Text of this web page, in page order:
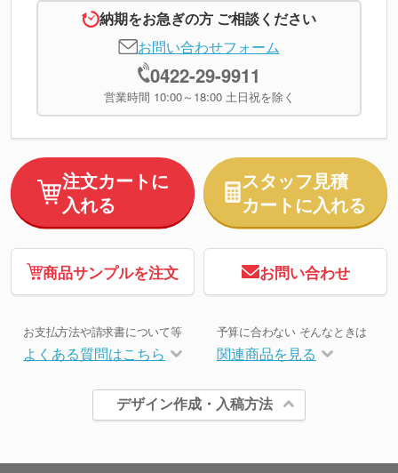
納期をお急ぎの方 ご相談ください
お問い合わせフォーム
0422-29-9911
営業時間 10:00～18:00 土日祝を除く
注文カートに
入れる
スタッフ見積
カートに入れる
商品サンプルを注文 お問い合わせ
お支払方法や請求書について等
よくある質問はこちら
予算に合わない そんなときは
関連商品を見る
デザイン作成・入稿方法